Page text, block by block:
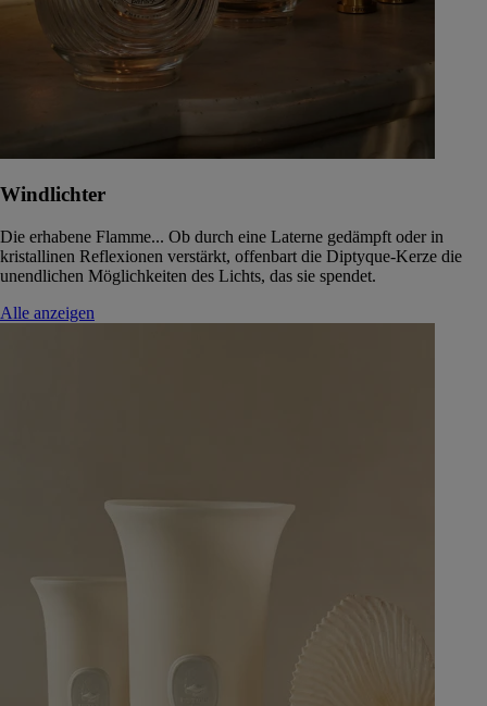
Windlichter
Die erhabene Flamme... Ob durch eine Laterne gedämpft oder in
kristallinen Reflexionen verstärkt, offenbart die Diptyque-Kerze die
unendlichen Möglichkeiten des Lichts, das sie spendet.
Alle anzeigen